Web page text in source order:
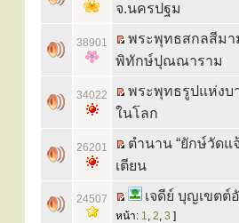
จ.นครปฐม
38901
พระพุทธสกลสีมา
พิทักษ์ปุณณาราม
34022
พระพุทธรูปแห่งบ
ในโลก
26201
ตำนาน “ยักษ์วัดแ
เตียน
24507 เจดีย์ บุญเขตต์
หน้า: 1, 2, 3 ]